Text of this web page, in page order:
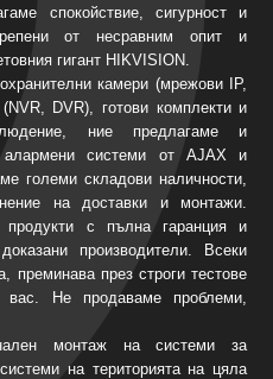
спокойствие, сигурност и
от несравним опит и
гигант HIKVISION.
камери (мрежови IP,
DVR), готови комплекти и
ние предлагаме и
алармени системи от AJAX и
големи складови наличности,
на доставки и монтажи.
продукти с пълна гаранция и
производители. Всеки
преминава през строги тестове
Не продаваме проблеми,
монтаж на системи за
на територията на цяла